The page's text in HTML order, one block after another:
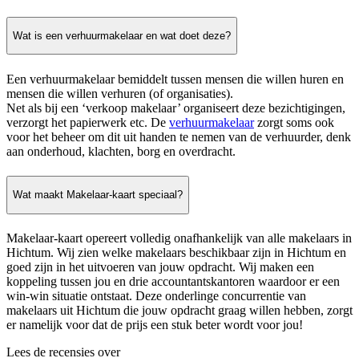
Wat is een verhuurmakelaar en wat doet deze?
Een verhuurmakelaar bemiddelt tussen mensen die willen huren en
mensen die willen verhuren (of organisaties).
Net als bij een ‘verkoop makelaar’ organiseert deze bezichtigingen,
verzorgt het papierwerk etc. De verhuurmakelaarzorgt soms ook
voor het beheer om dit uit handen te nemen van de verhuurder, denk
aan onderhoud, klachten, borg en overdracht.
Wat maakt Makelaar-kaart speciaal?
Makelaar-kaart opereert volledig onafhankelijk van alle makelaars in
Hichtum. Wij zien welke makelaars beschikbaar zijn in Hichtum en
goed zijn in het uitvoeren van jouw opdracht. Wij maken een
koppeling tussen jou en drie accountantskantoren waardoor er een
win-win situatie ontstaat. Deze onderlinge concurrentie van
makelaars uit Hichtum die jouw opdracht graag willen hebben, zorgt
er namelijk voor dat de prijs een stuk beter wordt voor jou!
Lees de recensies over